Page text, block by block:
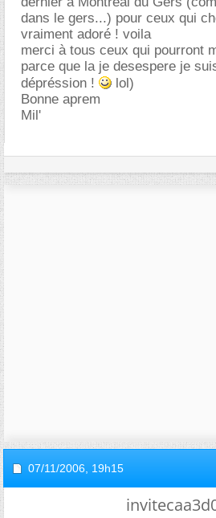
dans le gers...) pour ceux qui
vraiment adoré ! voila
merci à tous ceux qui pourront
parce que la je desespere je
dépréssion !
lol)
Bonne aprem
Mil'
07/11/2006, 19h15